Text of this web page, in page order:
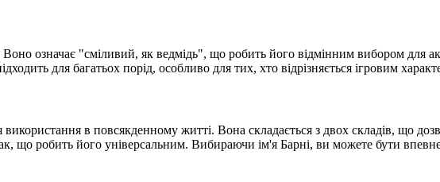
означає "сміливий, як ведмідь", що робить його відмінним вибором для
для багатьох порід, особливо для тих, хто відрізняється ігровим
в повсякденному житті. Вона складається з двох складів, що
що робить його універсальним. Вибираючи ім'я Барні, ви можете бути